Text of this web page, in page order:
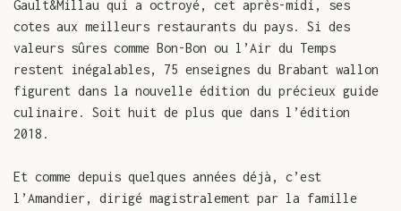
Gault&Millau qui a octroyé, cet après-midi, ses
cotes aux meilleurs restaurants du pays. Si des
valeurs sûres comme Bon-Bon ou l’Air du Temps
restent inégalables, 75 enseignes du Brabant wallon
figurent dans la nouvelle édition du précieux guide
culinaire. Soit huit de plus que dans l’édition
2018.
Et comme depuis quelques années déjà, c’est
l’Amandier, dirigé magistralement par la famille